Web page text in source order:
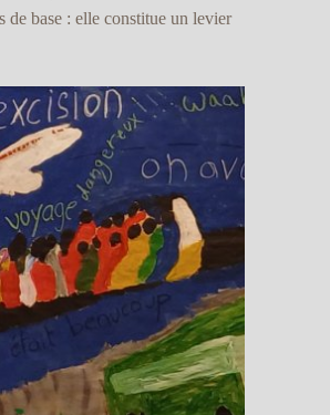
de base : elle constitue un levier